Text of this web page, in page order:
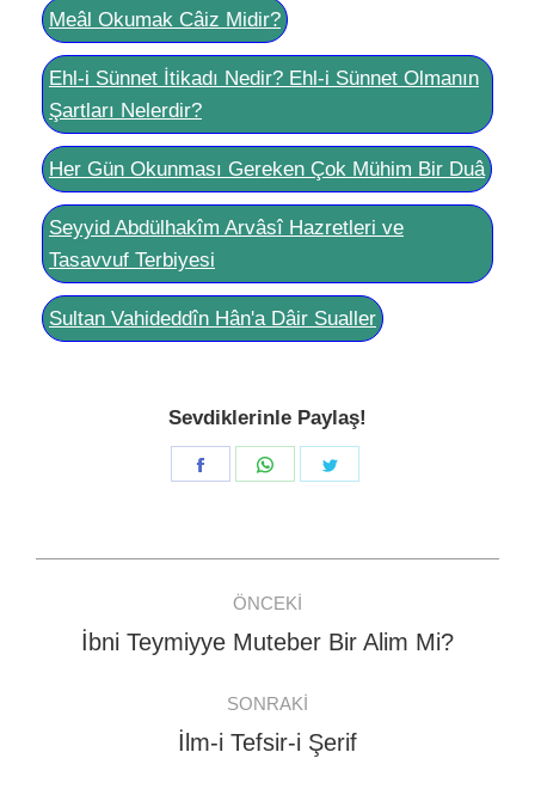
Meâl Okumak Câiz Midir?
Ehl-i Sünnet İtikadı Nedir? Ehl-i Sünnet Olmanın
Şartları Nelerdir?
Her Gün Okunması Gereken Çok Mühim Bir Duâ
Seyyid Abdülhakîm Arvâsî Hazretleri ve
Tasavvuf Terbiyesi
Sultan Vahideddîn Hân'a Dâir Sualler
Sevdiklerinle Paylaş!
Share
Share
navigation
ÖNCEKI
Previous
İbni Teymiyye Muteber Bir Alim Mi?
SONRAKI
Next
İlm-i Tefsir-i Şerif